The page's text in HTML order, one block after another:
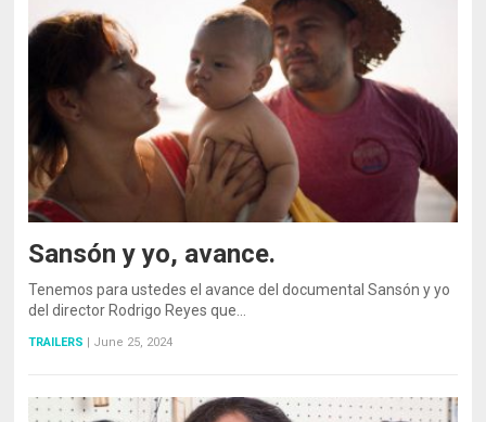
Sansón y yo, avance.
Tenemos para ustedes el avance del documental Sansón y yo
del director Rodrigo Reyes que…
TRAILERS June 25, 2024